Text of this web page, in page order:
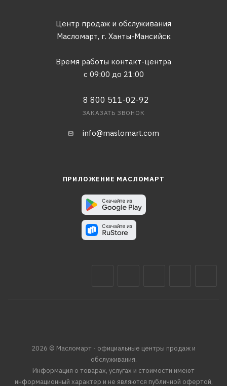
Центр продаж и обслуживания
Масломарт, г. Ханты-Мансийск
Время работы контакт-центра
с 09:00 до 21:00
8 800 511-02-92
ЗАКАЗАТЬ ЗВОНОК
info@maslomart.com
ПРИЛОЖЕНИЕ МАСЛОМАРТ
2026 © Масломарт - официальные центры продаж и
обслуживания.
Информация о товарах, услугах и стоимости имеют
информационный характер и не являются публичной офертой,